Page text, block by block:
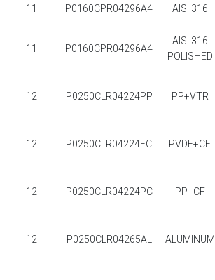
11 P0160CPR04296A4 AISI 316
11 P0160CPR04296A4
AISI 316
POLISHED
12 P0250CLR04224PP PP+VTR
12 P0250CLR04224FC PVDF+CF
12 P0250CLR04224PC PP+CF
12 P0250CLR04265AL ALUMINUM